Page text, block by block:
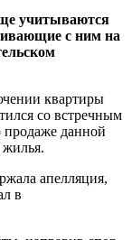
учитываются
с ним на
квартиры
со встречным
продаже данной
апелляция,
в